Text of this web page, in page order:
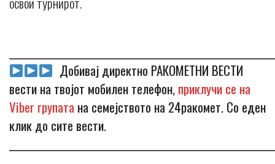
Добивај директно РАКОМЕТНИ ВЕСТИ
вести на твојот мобилен телефон,приклучи се на
Viber групата на семејството на 24ракомет. Со еден
клик до сите вести.